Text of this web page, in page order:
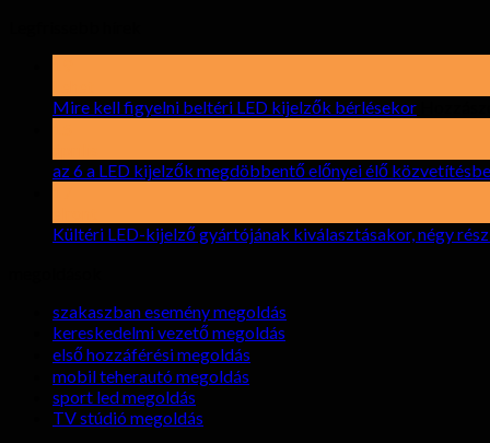
Mire kell figyelni beltéri LED kijelzők bérlésekor
az 6 a LED kijelzők megdöbbentő előnyei élő
Kültéri LED-kijelző gyártójának kiválasztásakor, négy
szakaszban esemény megoldás
kereskedelmi vezető megoldás
első hozzáférési megoldás
mobil teherautó megoldás
sport led megoldás
TV stúdió megoldás